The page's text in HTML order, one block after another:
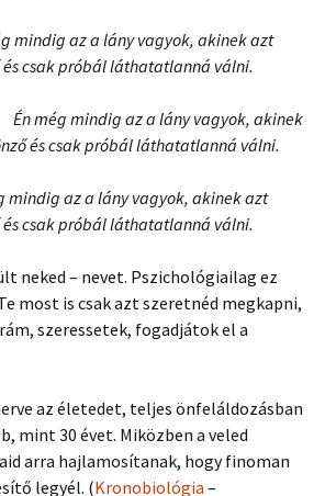
mindig az a lány vagyok, akinek azt
csak próbál láthatatlanná válni.
Én még mindig az a lány vagyok, akinek
és csak próbál láthatatlanná válni.
mindig az a lány vagyok, akinek azt
csak próbál láthatatlanná válni.
neked – nevet. Pszichológiailag ez
most is csak azt szeretnéd megkapni,
szeressetek, fogadjátok el a
az életedet, teljes önfeláldozásban
mint 30 évet. Miközben a veled
arra hajlamosítanak, hogy finoman
legyél. (Kronobiológia –